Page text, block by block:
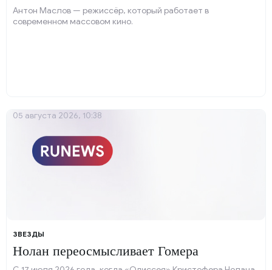
Антон Маслов — режиссёр, который работает в
современном массовом кино.
ЗВЕЗДЫ
Нолан переосмысливает Гомера
05 августа 2026, 10:38